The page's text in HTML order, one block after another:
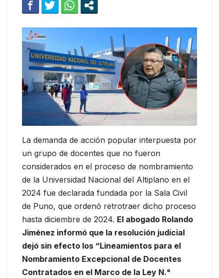
La demanda de acción popular interpuesta por
un grupo de docentes que no fueron
considerados en el proceso de nombramiento
de la Universidad Nacional del Altiplano en el
2024 fue declarada fundada por la Sala Civil
de Puno, que ordenó retrotraer dicho proceso
hasta diciembre de 2024. El abogado Rolando
Jiménez informó que la resolución judicial
dejó sin efecto los “Lineamientos para el
Nombramiento Excepcional de Docentes
Contratados en el Marco de la Ley N.°